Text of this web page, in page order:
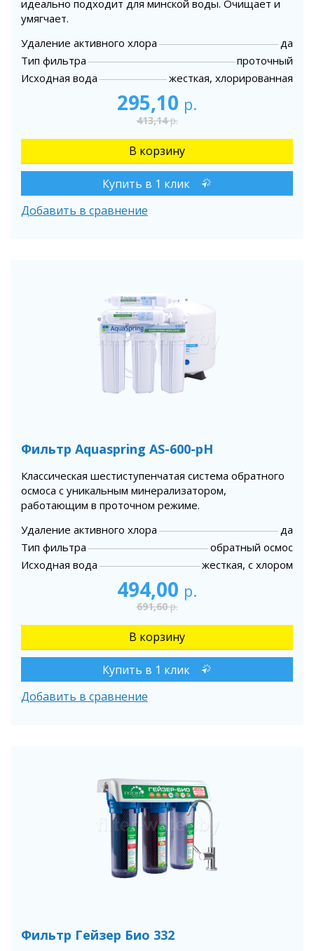
идеально подходит для минской воды. Очищает и
умягчает.
Удаление активного хлора
да
Тип фильтра
проточный
Исходная вода
жесткая, хлорированная
295,10 р.
413,14р.
Купить в 1 клик
Добавить в сравнение
Фильтр Aquaspring AS-600-pH
Классическая шестиступенчатая система обратного
осмоса с уникальным минерализатором,
работающим в проточном режиме.
Удаление активного хлора
да
Тип фильтра
обратный осмос
Исходная вода
жесткая, с хлором
494,00 р.
691,60р.
Купить в 1 клик
Добавить в сравнение
Фильтр Гейзер Био 332